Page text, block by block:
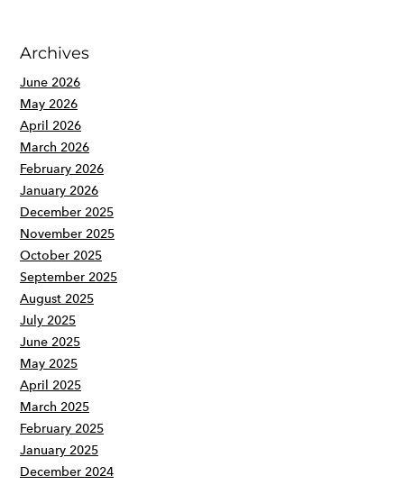
Archives
June 2026
May 2026
April 2026
March 2026
February 2026
January 2026
December 2025
November 2025
October 2025
September 2025
August 2025
July 2025
June 2025
May 2025
April 2025
March 2025
February 2025
January 2025
December 2024